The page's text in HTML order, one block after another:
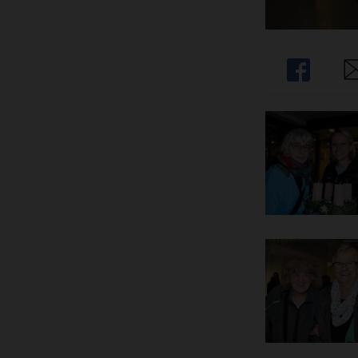
Share